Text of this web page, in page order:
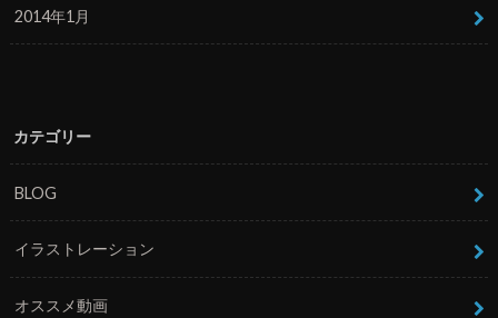
2014年1月
カテゴリー
BLOG
イラストレーション
オススメ動画